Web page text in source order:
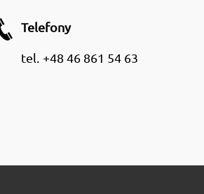
Telefony
tel. +48 46 861 54 63